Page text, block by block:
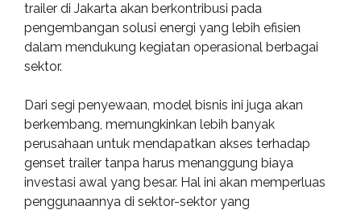
trailer di Jakarta akan berkontribusi pada
pengembangan solusi energi yang lebih efisien
dalam mendukung kegiatan operasional berbagai
sektor.
Dari segi penyewaan, model bisnis ini juga akan
berkembang, memungkinkan lebih banyak
perusahaan untuk mendapatkan akses terhadap
genset trailer tanpa harus menanggung biaya
investasi awal yang besar. Hal ini akan memperluas
penggunaannya di sektor-sektor yang